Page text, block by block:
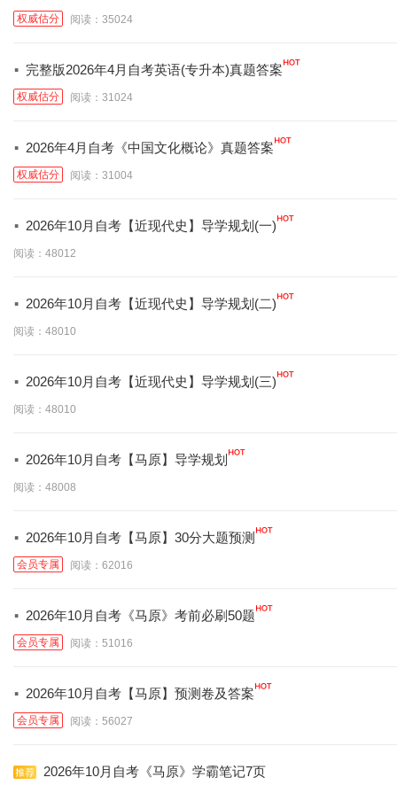
权威估分 阅读：35024
· 完整版2026年4月自考英语(专升本)真题答案
权威估分 阅读：31024
· 2026年4月自考《中国文化概论》真题答案
权威估分 阅读：31004
· 2026年10月自考【近现代史】导学规划(一)
阅读：48012
· 2026年10月自考【近现代史】导学规划(二)
阅读：48010
· 2026年10月自考【近现代史】导学规划(三)
阅读：48010
· 2026年10月自考【马原】导学规划
阅读：48008
· 2026年10月自考【马原】30分大题预测
会员专属 阅读：62016
· 2026年10月自考《马原》考前必刷50题
会员专属 阅读：51016
· 2026年10月自考【马原】预测卷及答案
会员专属 阅读：56027
2026年10月自考《马原》学霸笔记7页